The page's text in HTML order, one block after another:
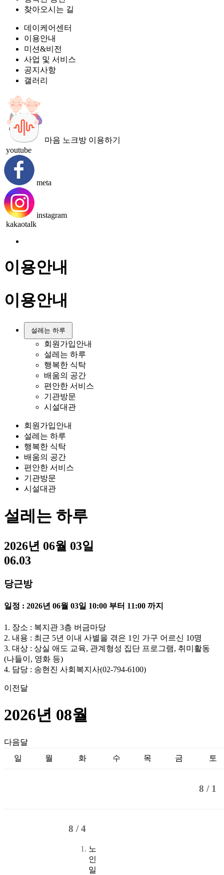
찾아오시는 길
데이케어센터
이용안내
미션&비전
사업 및 서비스
공지사항
갤러리
마음 노크방 이용하기
youtube
meta
instagram
kakaotalk
이용안내
이용안내
설레는 하루
회원가입안내
설레는 하루
행복한 식탁
배움의 공간
편안한 서비스
기관방문
시설대관
회원가입안내
설레는 하루
행복한 식탁
배움의 공간
편안한 서비스
기관방문
시설대관
설레는 하루
2026년 06월 03일
06.03
당근방
일정 : 2026년 06월 03일 10:00 부터 11:00 까지
1. 장소 : 복지관 3층 버금마당
2. 내용 : 최근 5년 이내 사별을 겪은 1인 가구 어르신 10명
3. 대상 : 상실 애도 교육, 관계형성 집단 프로그램, 취미활동
(나들이, 영화 등)
4. 담당 : 송현진 사회복지사(02-794-6100)
이전달
2026년 08월
다음달
일
월 화 수 목 금 토
8 / 1
8 /4
노
인
일